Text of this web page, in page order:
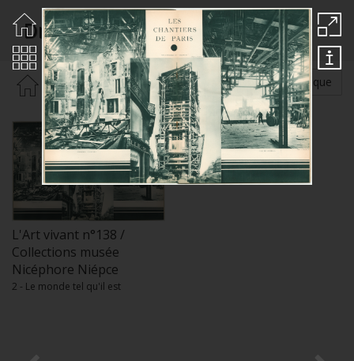
Dmochowsky A.
Rechercher par : Auteur Thématique
L'Art vivant n°138 /
Collections musée
Nicéphore Niépce
2 - Le monde tel qu'il est